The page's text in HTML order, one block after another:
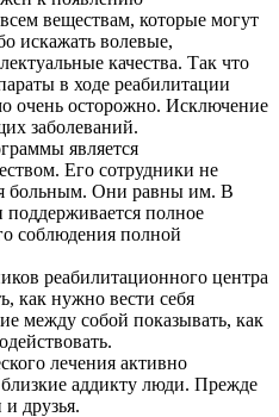
веществам, которые могут
искажать волевые,
качества. Так что
в ходе реабилитации
очень осторожно. Исключение
заболеваний.
является
Его сотрудники не
больным. Они равны им. В
поддерживается полное
соблюдения полной
реабилитационного центра
как нужно вести себя
между собой показывать, как
лечения активно
аддикту люди. Прежде
и друзья.